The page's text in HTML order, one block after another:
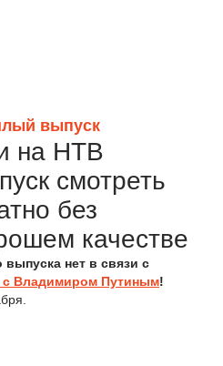
выпуск
на НТВ
смотреть
без
качестве
выпуска нет в связи с
с Владимиром Путиным!